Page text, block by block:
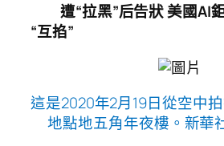
遭“拉黑”后告狀 美國AI
“互掐”
這是2020年2月19日從空中
地點地五角年夜樓。新華